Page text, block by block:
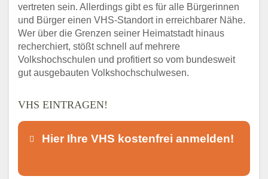
vertreten sein. Allerdings gibt es für alle Bürgerinnen
und Bürger einen VHS-Standort in erreichbarer Nähe.
Wer über die Grenzen seiner Heimatstadt hinaus
recherchiert, stößt schnell auf mehrere
Volkshochschulen und profitiert so vom bundesweit
gut ausgebauten Volkshochschulwesen.
VHS EINTRAGEN!
Hier Ihre VHS kostenfrei anmelden!